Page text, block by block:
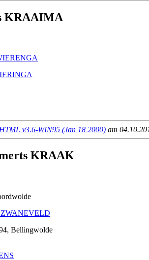
KRAAIMA
v3.6-WIN95 (Jan 18 2000) am
KRAAK
ZWANEVELD
Bellingwolde